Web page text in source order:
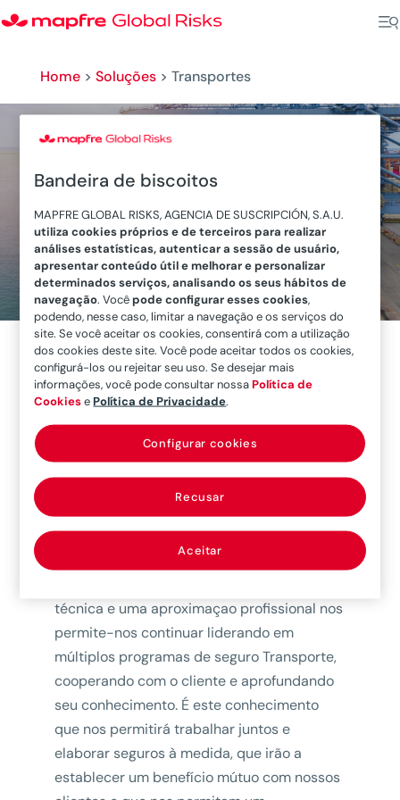
Home> Soluções> Transportes
Transportes
A Unidade GLOBAL RISKS da MAPFRE lidera
mercadorias, frotas de navios mercantes,
construção naval, Project cargo e terminais
marítimos. Além disso, somos uma empresa
especializada em programas com cativas.
Em suma, embora sabiamos que o seguro
Transporte é um seguro complexo, a nosso
técnica e uma aproximaçao profissional nos
permite-nos continuar liderando em
múltiplos programas de seguro Transporte,
cooperando com o cliente e aprofundando
seu conhecimento. É este conhecimento
que nos permitirá trabalhar juntos e
elaborar seguros à medida, que irão a
establecer um benefício mútuo com nossos
Bandeira de biscoitos
MAPFRE GLOBAL RISKS, AGENCIA DE SUSCRIPCIÓN, S.A.U.
utiliza cookies próprios e de terceiros para realizar
análises estatísticas, autenticar a sessão de usuário,
apresentar conteúdo útil e melhorar e personalizar
determinados serviços, analisando os seus hábitos de
navegação. Vocêpode configurar esses cookies,
podendo, nesse caso, limitar a navegação e os serviços do
site. Se você aceitar os cookies, consentirá com a utilização
dos cookies deste site. Você pode aceitar todos os cookies,
configurá-los ou rejeitar seu uso. Se desejar mais
informações, você pode consultar nossaPolítica de
CookiesePolítica de Privacidade.
Recusar
Aceitar
Configurar cookies